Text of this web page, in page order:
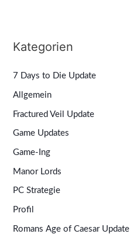
Kategorien
7 Days to Die Update
Allgemein
Fractured Veil Update
Game Updates
Game-Ing
Manor Lords
PC Strategie
Profil
Romans Age of Caesar Update